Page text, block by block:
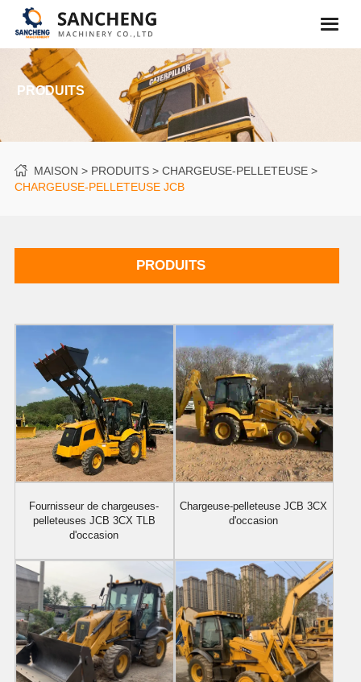
PRODUITS
MAISON PRODUITS
CHARGEUSE-PELLETEUSE
CHARGEUSE-PELLETEUSE JCB
PRODUITS
Fournisseur de chargeuses-
pelleteuses JCB 3CX TLB
d'occasion
Chargeuse-pelleteuse JCB 3CX
d'occasion